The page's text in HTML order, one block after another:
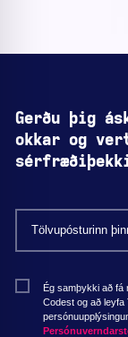
Gerðu þig
okkar og
Ég samþykki að fá
Codest og að leyfa